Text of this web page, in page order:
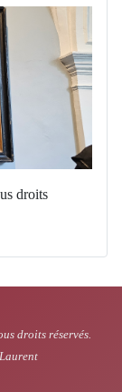
droits
droits réservés.